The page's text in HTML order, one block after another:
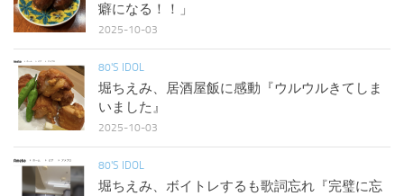
癖になる！！」
2025-10-03
80'S IDOL
堀ちえみ、居酒屋飯に感動『ウルウルきてしま
いました』
2025-10-03
80'S IDOL
堀ちえみ、ボイトレするも歌詞忘れ『完璧に忘